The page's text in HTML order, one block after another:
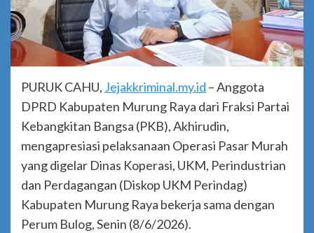
PURUK CAHU, Jejakkriminal.my.id – Anggota
DPRD Kabupaten Murung Raya dari Fraksi Partai
Kebangkitan Bangsa (PKB), Akhirudin,
mengapresiasi pelaksanaan Operasi Pasar Murah
yang digelar Dinas Koperasi, UKM, Perindustrian
dan Perdagangan (Diskop UKM Perindag)
Kabupaten Murung Raya bekerja sama dengan
Perum Bulog, Senin (8/6/2026).